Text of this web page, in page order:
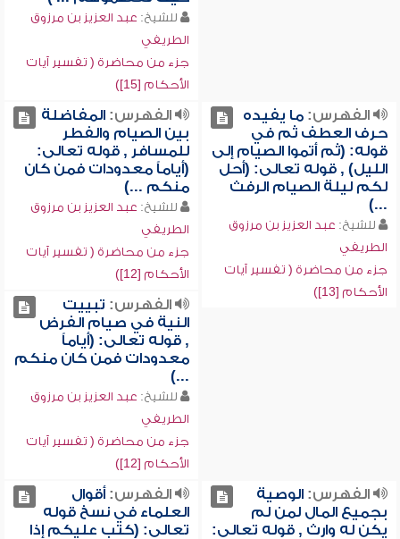
للشيخ: عبد العزيز بن مرزوق
الطريفي
جزء من محاضرة ( تفسير آيات
الأحكام [15])
الفهرس:ما يفيده
حرف العطف ثم في
قوله: (ثم أتموا الصيام إلى
الليل) , قوله تعالى: (أحل
لكم ليلة الصيام الرفث
...)
للشيخ: عبد العزيز بن مرزوق
الطريفي
جزء من محاضرة ( تفسير آيات
الأحكام [13])
الفهرس:المفاضلة
بين الصيام والفطر
للمسافر , قوله تعالى:
(أياماً معدودات فمن كان
منكم ...)
للشيخ: عبد العزيز بن مرزوق
الطريفي
جزء من محاضرة ( تفسير آيات
الأحكام [12])
الفهرس: تبييت
النية في صيام الفرض
, قوله تعالى: (أياماً
معدودات فمن كان منكم
...)
للشيخ: عبد العزيز بن مرزوق
الطريفي
جزء من محاضرة ( تفسير آيات
الأحكام [12])
الفهرس:الوصية
بجميع المال لمن لم
يكن له وارث , قوله تعالى:
الفهرس:أقوال
العلماء في نسخ قوله
تعالى: (كتب عليكم إذا